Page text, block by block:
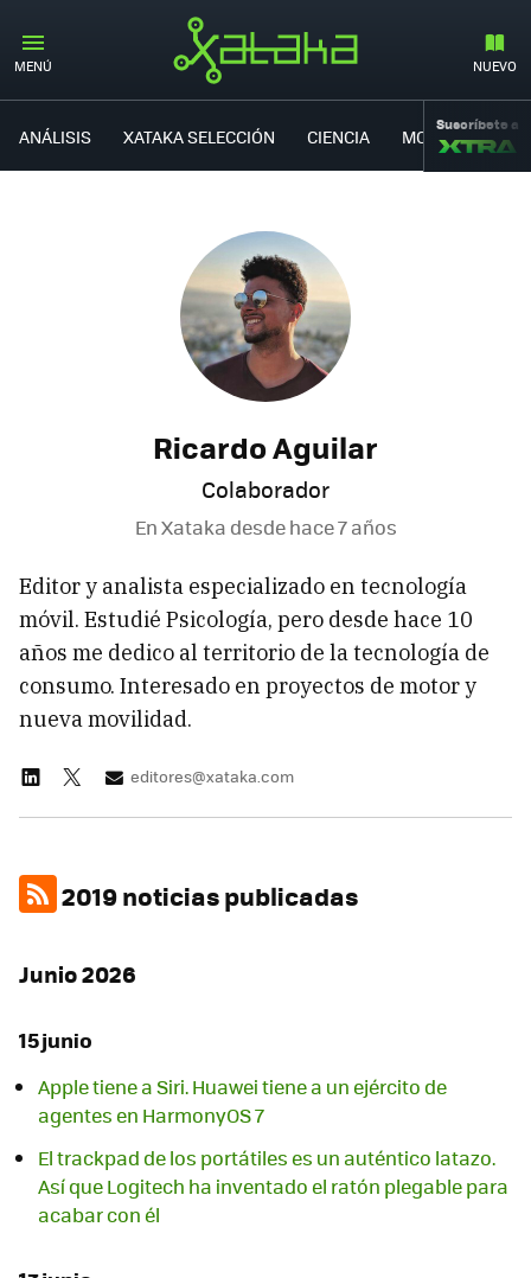
MENÚ NUEVO
ANÁLISIS XATAKA SELECCIÓN CIENCIA MOVILIDAD
Suscríbete a
Ricardo Aguilar
Colaborador
En Xataka desdehace 7 años
Editor y analista especializado en tecnología
móvil. Estudié Psicología, pero desde hace 10
años me dedico al territorio de la tecnología de
consumo. Interesado en proyectos de motor y
nueva movilidad.
editores@xataka.com
2019 noticias publicadas
Junio 2026
15 junio
Apple tiene a Siri. Huawei tiene a un ejército de
agentes en HarmonyOS 7
El trackpad de los portátiles es un auténtico latazo.
Así que Logitech ha inventado el ratón plegable para
acabar con él